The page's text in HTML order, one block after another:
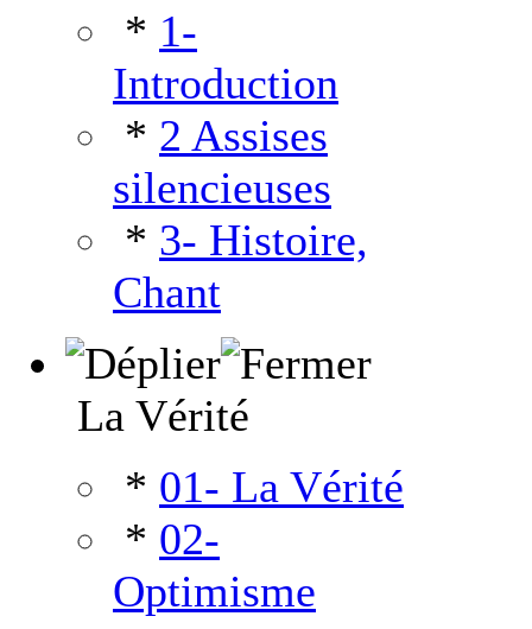
* 1-
Introduction
* 2 Assises
silencieuses
* 3- Histoire,
Chant
La Vérité
* 01- La Vérité
* 02-
Optimisme